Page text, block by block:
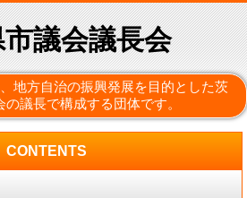
議会議長会
地方自治の振興発展を目的とした茨
議長で構成する団体です。
CONTENTS